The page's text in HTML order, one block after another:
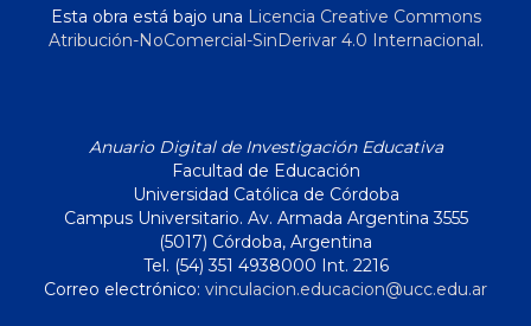
Esta obra está bajo una Licencia Creative Commons
Atribución-NoComercial-SinDerivar 4.0 Internacional.
Anuario Digital de Investigación Educativa
Facultad de Educación
Universidad Católica de Córdoba
Campus Universitario. Av. Armada Argentina 3555
(5017) Córdoba, Argentina
Tel. (54) 351 4938000 Int. 2216
Correo electrónico: vinculacion.educacion@ucc.edu.ar